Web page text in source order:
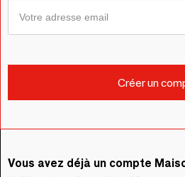
Vous avez déjà un compte